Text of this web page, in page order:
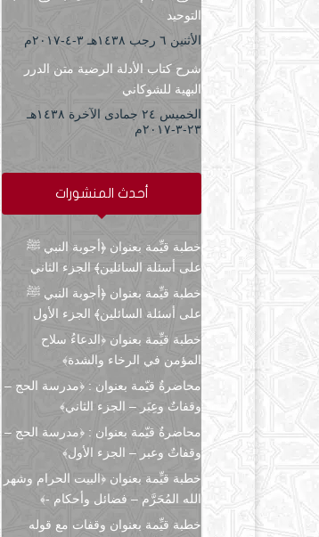
التوحيد
الأثنين ٦ رجب ۱٤۳۸هـ ۳-٤-۲۰۱۷م
شرح كتاب الأدلة الرضية متن الدرر
البهية للشوكاني
الخميس ۲٤ جمادى الآخرة ۱٤۳۸هـ
۲۳-۳-۲۰۱۷م
أحدث المنشورات
خطبة قيِّمة بعنوان ﴿أجوبة النبي ﷺ
على أسئلة السائلين﴾ الجزء الثاني
خطبة قيِّمة بعنوان ﴿أجوبة النبي ﷺ
على أسئلة السائلين﴾ الجزء الأول
خطبة قيِّمة بعنوان ﴿الدعاءُ سلاح
المؤمن في الرخاء والشدة﴾
محاضرةٌ قيّمة بعنوان : ﴿مدرسة الحج –
وقفاتٌ وعِبَر – الجزء الثاني﴾
محاضرةٌ قيّمة بعنوان : ﴿مدرسة الحج –
وقفاتٌ وعبر – الجزء الأول﴾
خطبة قيِّمة بعنوان ﴿البيت الحرام وشهر
الله المُحَرَّم – فضائل وأحكام -﴾
خطبة قيِّمة بعنوان وقفات مع قوله